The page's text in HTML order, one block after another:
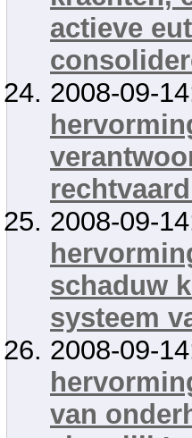
actieve
2008-09-
2008-09-
schaduw
systeem
2008-09-
van